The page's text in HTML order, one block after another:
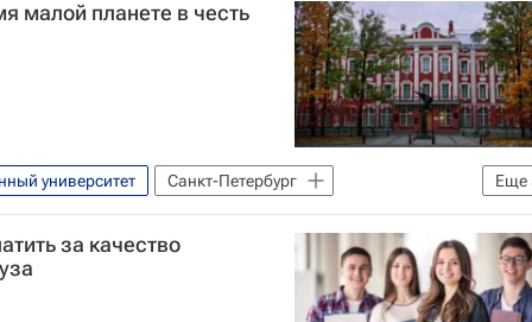
малой планете в честь
Еще
университет
Санкт-Петербург
Космос
Навигатор абитуриента
за качество